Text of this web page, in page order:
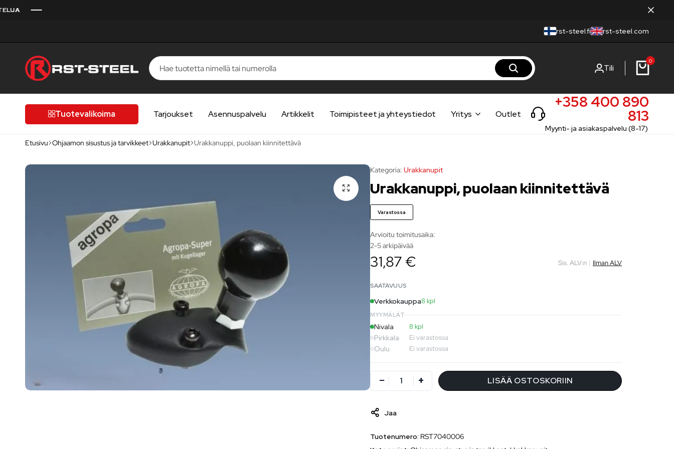
rst-steel.fi rst-steel.com
laatutietoiselle
autoilijalle
Tili
0
Tuotevalikoima Tarjoukset Asennuspalvelu Artikkelit Toimipisteet ja yhteystiedot Yritys Outlet
+358 400 890
813
Myynti- ja asiakaspalvelu (8-17)
Etusivu Ohjaamon sisustus ja tarvikkeet Urakkanupit Urakkanuppi, puolaan kiinnitettävä
Kategoria: Urakkanupit
Urakkanuppi, puolaan kiinnitettävä
Varastossa
Arvioitu toimitusaika:
2-5 arkipäivää
31,87 € Sis. ALV:n | Ilman ALV
SAATAVUUS
Verkkokauppa8 kpl
MYYMÄLÄT
Nivala 8 kpl
Pirkkala Ei varastossa
Oulu Ei varastossa
LISÄÄ OSTOSKORIIN
Jaa
Tuotenumero: RST7040006